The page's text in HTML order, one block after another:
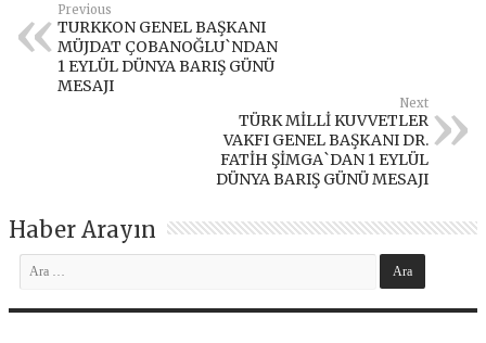
Previous
TURKKON GENEL BAŞKANI
MÜJDAT ÇOBANOĞLU`NDAN
1 EYLÜL DÜNYA BARIŞ GÜNÜ
MESAJI
Next
TÜRK MİLLİ KUVVETLER
VAKFI GENEL BAŞKANI DR.
FATİH ŞİMGA`DAN 1 EYLÜL
DÜNYA BARIŞ GÜNÜ MESAJI
Haber Arayın